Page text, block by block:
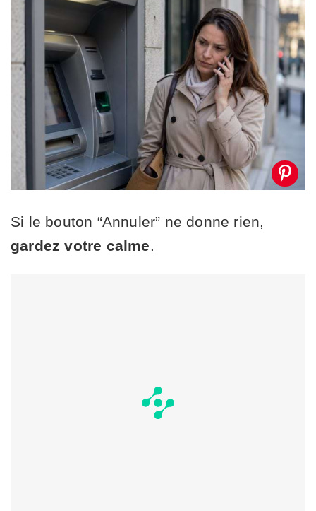
Si le bouton “Annuler” ne donne rien,
gardez votre calme